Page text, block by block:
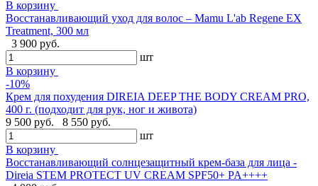
В корзину
Восстанавливающий уход для волос – Mamu L'ab Regene EX
Treatment, 300 мл
3 900 руб.
шт
В корзину
-10%
Крем для похудения DIREIA DEEP THE BODY CREAM PRO,
400 г. (подходит для рук, ног и живота)
9 500 руб.
8 550 руб.
шт
В корзину
Восстанавливающий солнцезащитный крем-база для лица -
Direia STEM PROTECT UV CREAM SPF50+ PA++++